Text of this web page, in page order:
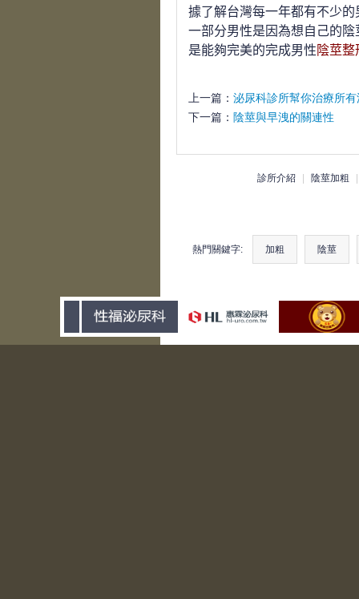
據了解台灣每一年都有不少
一部分男性是因為想自己的
是能夠完美的完成男性 陰莖整
上一篇： 泌尿科診所幫你治療所
下一篇： 陰莖與早洩的關連性
診所介紹 陰莖加粗
熱門關鍵字: 加粗 陰莖